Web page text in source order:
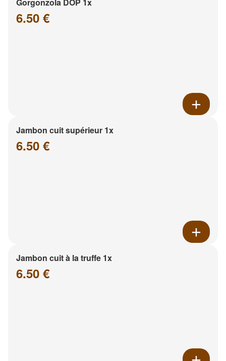
Gorgonzola DOP 1x
6.50 €
Jambon cuit supérieur 1x
6.50 €
Jambon cuit à la truffe 1x
6.50 €